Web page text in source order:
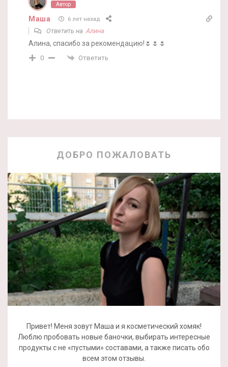
Автор
Маша 6 лет назад
Ответить на Алина
Алина, спасибо за рекомендацию!🌷🌷🌷
0 Ответить
ДОБРО ПОЖАЛОВАТЬ
Привет! Меня зовут Маша и я косметический хомяк!
Люблю пробовать новые баночки, выбирать интересные
продукты с не «пустыми» составами, а также писать обо
всем этом отзывы.